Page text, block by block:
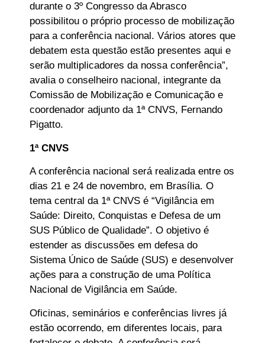
durante o 3º Congresso da Abrasco
possibilitou o próprio processo de mobilização
para a conferência nacional. Vários atores que
debatem esta questão estão presentes aqui e
serão multiplicadores da nossa conferência”,
avalia o conselheiro nacional, integrante da
Comissão de Mobilização e Comunicação e
coordenador adjunto da 1ª CNVS, Fernando
Pigatto.
1ª CNVS
A conferência nacional será realizada entre os
dias 21 e 24 de novembro, em Brasília. O
tema central da 1ª CNVS é “Vigilância em
Saúde: Direito, Conquistas e Defesa de um
SUS Público de Qualidade”. O objetivo é
estender as discussões em defesa do
Sistema Único de Saúde (SUS) e desenvolver
ações para a construção de uma Política
Nacional de Vigilância em Saúde.
Oficinas, seminários e conferências livres já
estão ocorrendo, em diferentes locais, para